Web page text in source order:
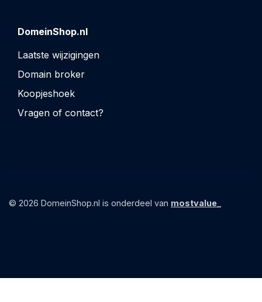
DomeinShop.nl
Laatste wijzigingen
Domain broker
Koopjeshoek
Vragen of contact?
© 2026 DomeinShop.nl is onderdeel van mostvalue_